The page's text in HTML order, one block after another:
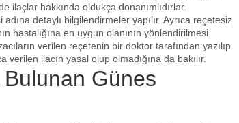
ilaçlar hakkında oldukça donanımlıdırlar.
detaylı bilgilendirmeler yapılır. Ayrıca reçetesiz
hastalığına en uygun olanının yönlendirilmesi
verilen reçetenin bir doktor tarafından yazılıp
verilen ilacın yasal olup olmadığına da bakılır.
Günes